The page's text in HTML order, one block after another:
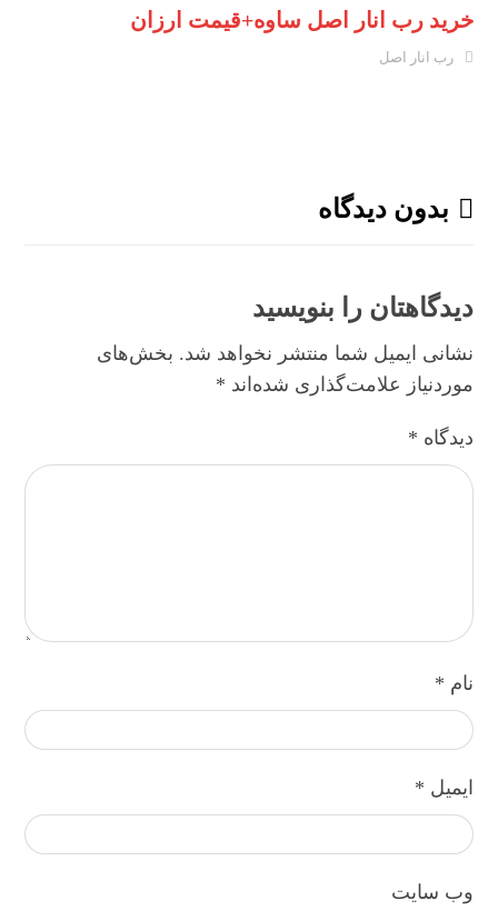
خرید رب انار اصل ساوه+قیمت ارزان
رب انار اصل
بدون دیدگاه
دیدگاهتان را بنویسید
نشانی ایمیل شما منتشر نخواهد شد. بخش‌های
موردنیاز علامت‌گذاری شده‌اند *
دیدگاه *
نام *
ایمیل *
وب‌ سایت